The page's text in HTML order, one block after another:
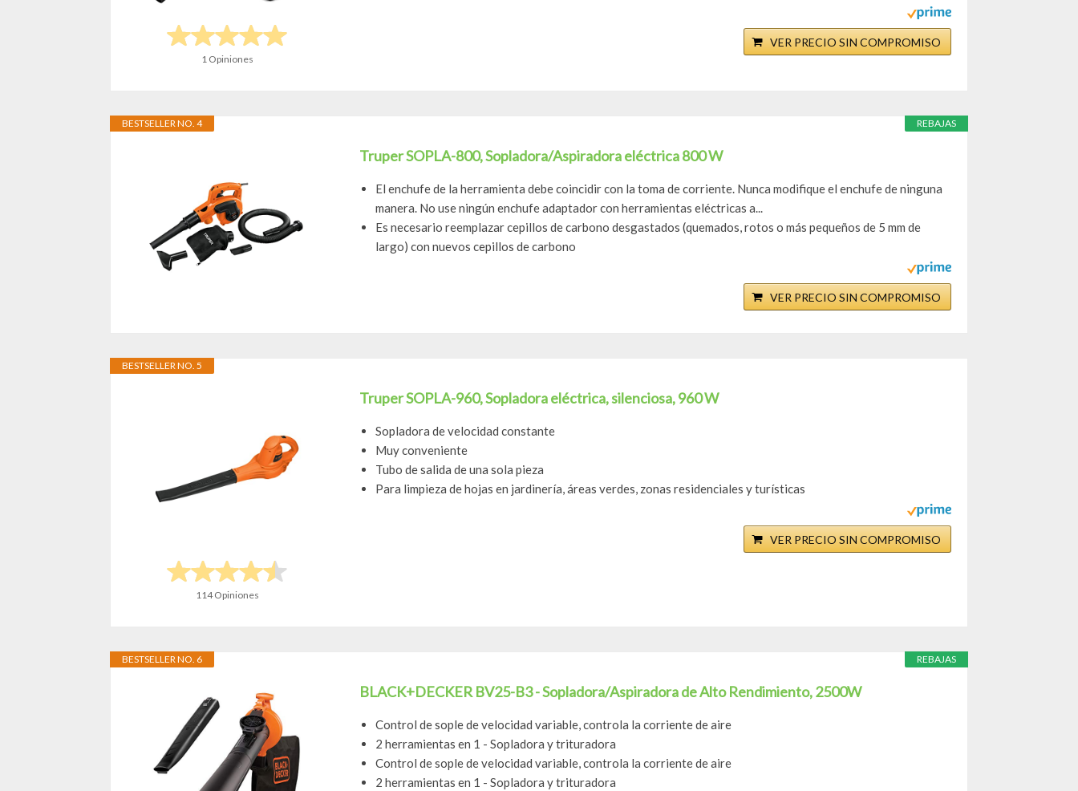
1 Opiniones
VER PRECIO SIN COMPROMISO
REBAJAS
BESTSELLER NO. 4
Truper SOPLA-800, Sopladora/Aspiradora eléctrica 800 W
El enchufe de la herramienta debe coincidir con la toma de corriente. Nunca modifique el enchufe de ninguna
manera. No use ningún enchufe adaptador con herramientas eléctricas a...
Es necesario reemplazar cepillos de carbono desgastados (quemados, rotos o más pequeños de 5 mm de
largo) con nuevos cepillos de carbono
VER PRECIO SIN COMPROMISO
BESTSELLER NO. 5
114 Opiniones
Truper SOPLA-960, Sopladora eléctrica, silenciosa, 960 W
Sopladora de velocidad constante
Muy conveniente
Tubo de salida de una sola pieza
Para limpieza de hojas en jardinería, áreas verdes, zonas residenciales y turísticas
VER PRECIO SIN COMPROMISO
REBAJAS
BESTSELLER NO. 6
BLACK+DECKER BV25-B3 - Sopladora/Aspiradora de Alto Rendimiento, 2500W
Control de sople de velocidad variable, controla la corriente de aire
2 herramientas en 1 - Sopladora y trituradora
Control de sople de velocidad variable, controla la corriente de aire
2 herramientas en 1 - Sopladora y trituradora